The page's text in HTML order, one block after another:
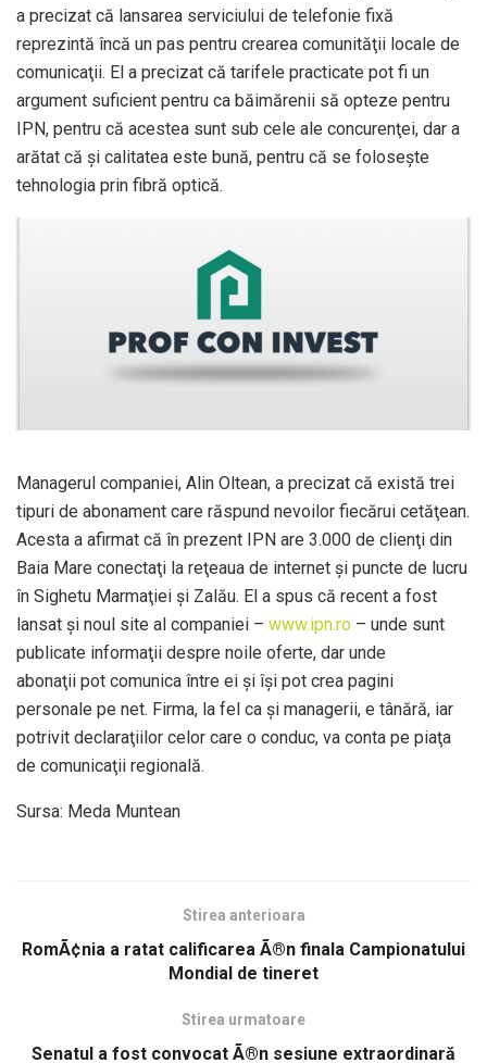
a precizat că lansarea serviciului de telefonie fixă
reprezintă încă un pas pentru crearea comunităţii locale de
comunicaţii. El a precizat că tarifele practicate pot fi un
argument suficient pentru ca băimărenii să opteze pentru
IPN, pentru că acestea sunt sub cele ale concurenţei, dar a
arătat că şi calitatea este bună, pentru că se foloseşte
tehnologia prin fibră optică.
Managerul companiei, Alin Oltean, a precizat că există trei
tipuri de abonament care răspund nevoilor fiecărui cetăţean.
Acesta a afirmat că în prezent IPN are 3.000 de clienţi din
Baia Mare conectaţi la reţeaua de internet şi puncte de lucru
în Sighetu Marmaţiei şi Zalău. El a spus că recent a fost
lansat şi noul site al companiei – www.ipn.ro – unde sunt
publicate informaţii despre noile oferte, dar unde
abonaţii pot comunica între ei şi îşi pot crea pagini
personale pe net. Firma, la fel ca şi managerii, e tânără, iar
potrivit declaraţiilor celor care o conduc, va conta pe piaţa
de comunicaţii regională.
Sursa: Meda Muntean
Stirea anterioara
RomÃ¢nia a ratat calificarea Ã®n finala Campionatului
Mondial de tineret
Stirea urmatoare
Senatul a fost convocat Ã®n sesiune extraordinară